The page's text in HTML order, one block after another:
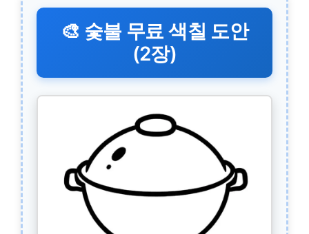
🎨 숯불 무료 색칠 도안
(2장)